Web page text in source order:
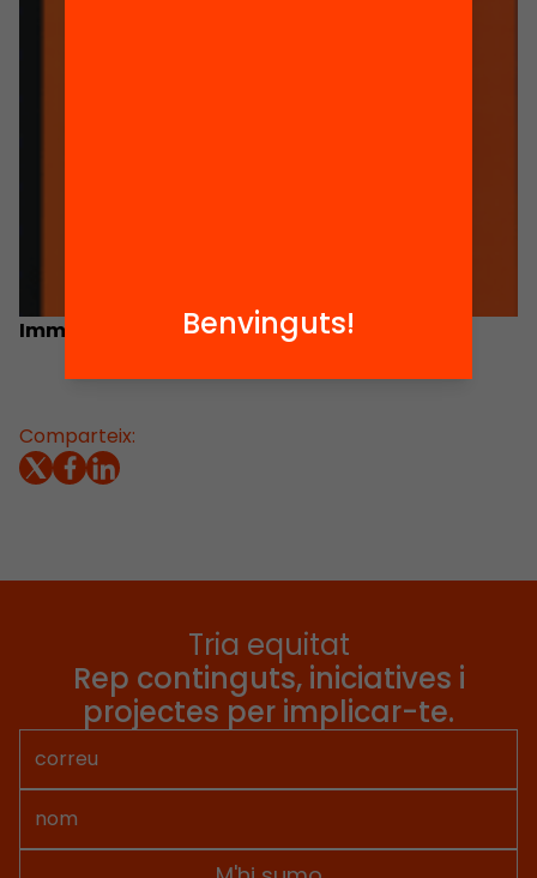
Comparteix:
Immigrants als instituts
Tria equitat
Rep continguts, iniciatives i
projectes per implicar-te.
Benvinguts!